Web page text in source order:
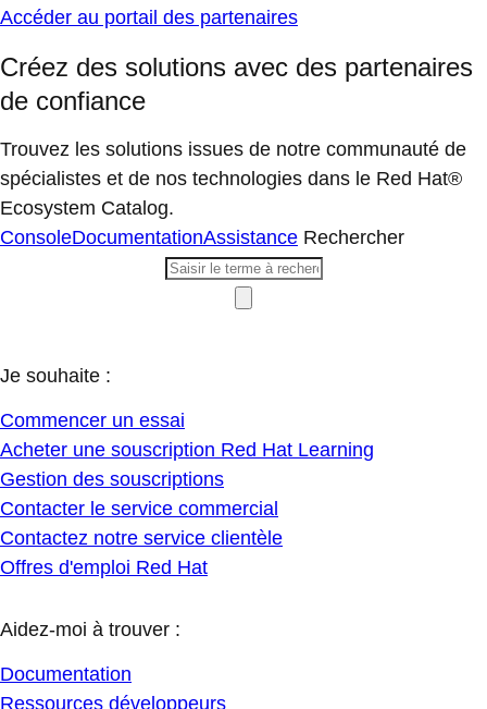
Accéder au portail des partenaires
Créez des solutions avec des partenaires
de confiance
Trouvez les solutions issues de notre communauté de
spécialistes et de nos technologies dans le Red Hat®
Ecosystem Catalog.
ConsoleDocumentationAssistance Rechercher
Je souhaite :
Commencer un essai
Acheter une souscription Red Hat Learning
Gestion des souscriptions
Contacter le service commercial
Contactez notre service clientèle
Offres d'emploi Red Hat
Aidez-moi à trouver :
Documentation
Ressources développeurs